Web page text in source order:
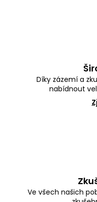
Díky zázemí a
nabídnout
Ve všech našich